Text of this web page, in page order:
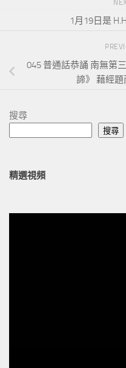
1月19日是
045 普通話恭誦 南無第
諦》 藉經
搜尋
搜尋
精選視頻